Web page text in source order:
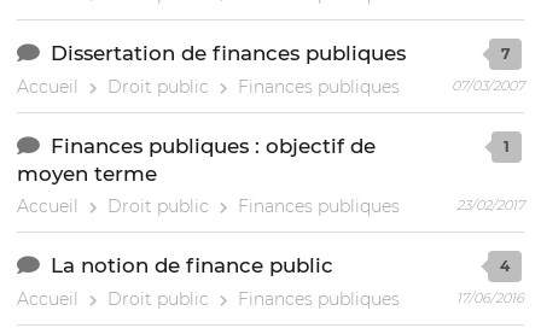
Dissertation de finances publiques
Accueil Droit public Finances publiques
7
07/03/2007
Finances publiques : objectif de
moyen terme
Accueil Droit public Finances publiques
1
23/02/2017
La notion de finance public
Accueil Droit public Finances publiques
4
17/06/2016